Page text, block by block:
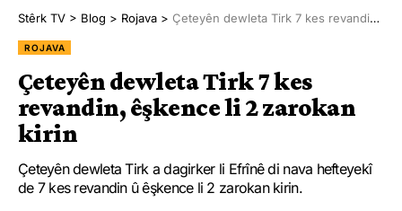
Stêrk TV > Blog > Rojava > Çeteyên dewleta Tirk 7 kes revandin, êşkence li 2 zarokan kirin
ROJAVA
Çeteyên dewleta Tirk 7 kes
revandin, êşkence li 2 zarokan
kirin
Çeteyên dewleta Tirk a dagirker li Efrînê di nava hefteyekî
de 7 kes revandin û êşkence li 2 zarokan kirin.